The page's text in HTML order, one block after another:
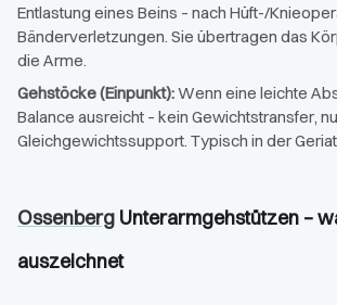
Entlastung eines Beins – nach Hüft-/
Bänderverletzungen. Sie übertragen das
die Arme.
Gehstöcke (Einpunkt):Wenn eine leichte
Balance ausreicht – kein Gewichtstransfer,
Gleichgewichtssupport. Typisch in der
Ossenberg Unterarmgehstützen –
auszeichnet